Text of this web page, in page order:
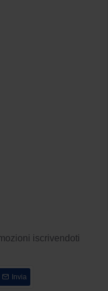
iscrivendoti
Invia